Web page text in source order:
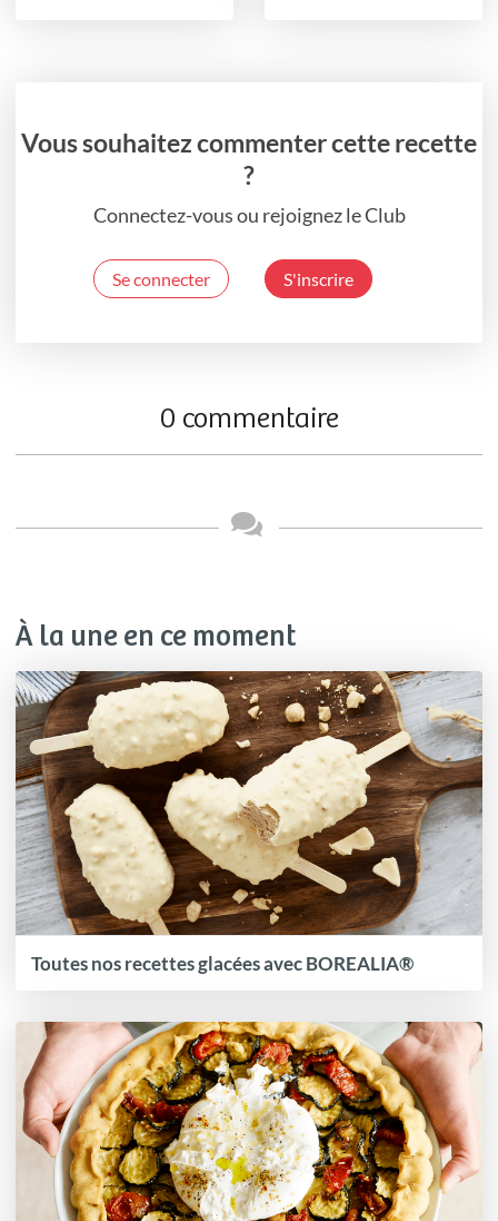
Vous souhaitez commenter cette recette
?
Connectez-vous ou rejoignez le Club
Se connecter S'inscrire
0 commentaire
À la une en ce moment
Toutes nos recettes glacées avec BOREALIA®